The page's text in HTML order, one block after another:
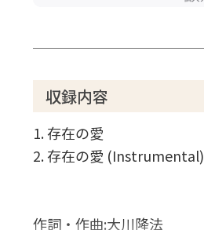
収録内容
1. 存在の愛
2. 存在の愛 (Instrumental)
作詞・作曲:大川隆法